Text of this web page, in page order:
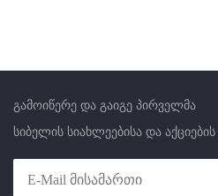
გამოიწერე და გაიგე პირველმა
სიბელის სიახლეებისა და აქციების